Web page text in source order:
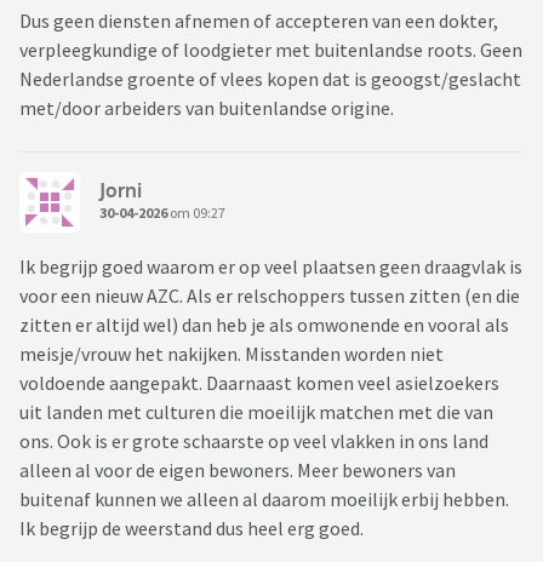
Dus geen diensten afnemen of accepteren van een dokter,
verpleegkundige of loodgieter met buitenlandse roots. Geen
Nederlandse groente of vlees kopen dat is geoogst/geslacht
met/door arbeiders van buitenlandse origine.
Jorni
30-04-2026om 09:27
Ik begrijp goed waarom er op veel plaatsen geen draagvlak is
voor een nieuw AZC. Als er relschoppers tussen zitten (en die
zitten er altijd wel) dan heb je als omwonende en vooral als
meisje/vrouw het nakijken. Misstanden worden niet
voldoende aangepakt. Daarnaast komen veel asielzoekers
uit landen met culturen die moeilijk matchen met die van
ons. Ook is er grote schaarste op veel vlakken in ons land
alleen al voor de eigen bewoners. Meer bewoners van
buitenaf kunnen we alleen al daarom moeilijk erbij hebben.
Ik begrijp de weerstand dus heel erg goed.